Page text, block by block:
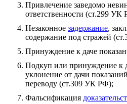
Привлечение заведомо
ответственности (ст.299 УК
Незаконное задержание,
содержание под стражей
Принуждение к даче
Подкуп или принуждение к
уклонение от дачи
переводу (ст.309 УК РФ);
Фальсификация